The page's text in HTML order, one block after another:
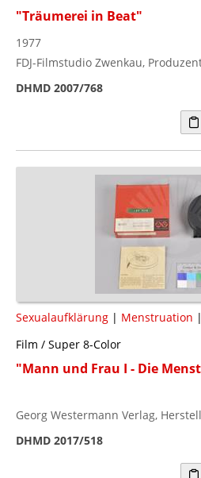
"Träumerei in Beat"
1977
FDJ-Filmstudio Zwenkau,
DHMD 2007/768
Sexualaufklärung | Menstruation |
Film / Super 8-Color
"Mann und Frau I - Die
Georg Westermann Verlag,
DHMD 2017/518